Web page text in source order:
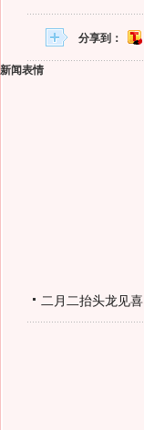
分享到：
新闻表情
二月二抬头龙见喜